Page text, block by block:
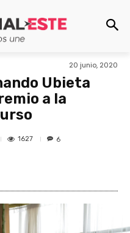
20 junio, 2020
Ubieta
a la
1627 6